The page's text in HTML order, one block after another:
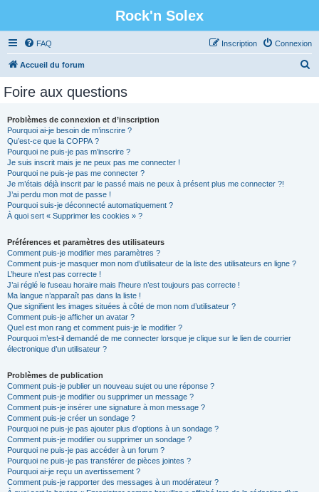
Rock'n Solex
FAQ Connexion
Inscription
Accueil du forum
Foire aux questions
Problèmes de connexion et d’inscription
Pourquoi ai-je besoin de m’inscrire ?
Qu’est-ce que la COPPA ?
Pourquoi ne puis-je pas m’inscrire ?
Je suis inscrit mais je ne peux pas me connecter !
Pourquoi ne puis-je pas me connecter ?
Je m’étais déjà inscrit par le passé mais ne peux à présent plus me connecter ?!
J’ai perdu mon mot de passe !
Pourquoi suis-je déconnecté automatiquement ?
À quoi sert « Supprimer les cookies » ?
Préférences et paramètres des utilisateurs
Comment puis-je modifier mes paramètres ?
Comment puis-je masquer mon nom d’utilisateur de la liste des utilisateurs en ligne ?
L’heure n’est pas correcte !
J’ai réglé le fuseau horaire mais l’heure n’est toujours pas correcte !
Ma langue n’apparaît pas dans la liste !
Que signifient les images situées à côté de mon nom d’utilisateur ?
Comment puis-je afficher un avatar ?
Quel est mon rang et comment puis-je le modifier ?
Pourquoi m’est-il demandé de me connecter lorsque je clique sur le lien de courrier
électronique d’un utilisateur ?
Problèmes de publication
Comment puis-je publier un nouveau sujet ou une réponse ?
Comment puis-je modifier ou supprimer un message ?
Comment puis-je insérer une signature à mon message ?
Comment puis-je créer un sondage ?
Pourquoi ne puis-je pas ajouter plus d’options à un sondage ?
Comment puis-je modifier ou supprimer un sondage ?
Pourquoi ne puis-je pas accéder à un forum ?
Pourquoi ne puis-je pas transférer de pièces jointes ?
Pourquoi ai-je reçu un avertissement ?
Comment puis-je rapporter des messages à un modérateur ?